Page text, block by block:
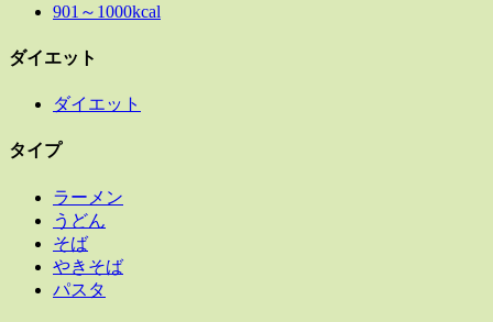
901～1000kcal
ダイエット
ダイエット
タイプ
ラーメン
うどん
そば
やきそば
パスタ